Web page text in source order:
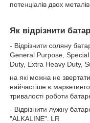
потенціалів двох
Як відрізнити
- Відрізнити соляну
General Purpose,
Duty, Extra Heavy Duty,
на які можна не
найчастіше є
тривалості роботи
- Відрізнити лужну
"ALKALINE". LR